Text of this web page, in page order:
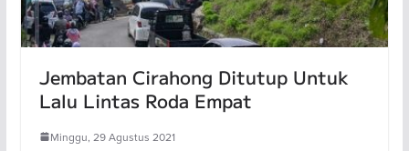
Jembatan Cirahong Ditutup Untuk
Lalu Lintas Roda Empat
Minggu, 29 Agustus 2021